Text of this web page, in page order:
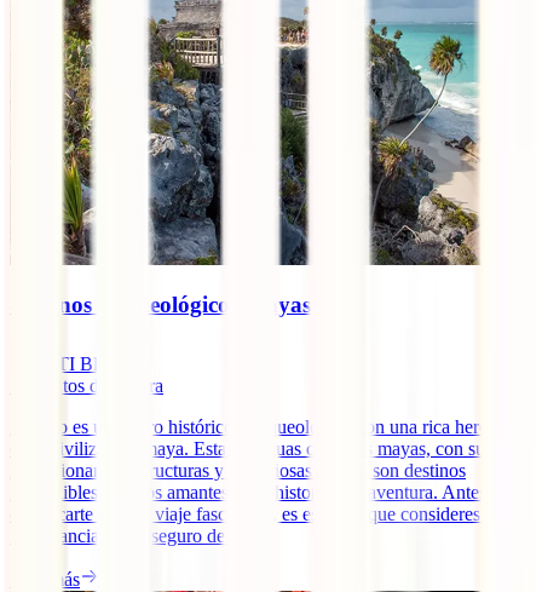
8 Iconos Arqueológicos Mayas
IATI Blog
minutos de lectura
México es un tesoro histórico y arqueológico con una rica herencia
de la civilización maya. Estas antiguas ciudades mayas, con sus
impresionantes estructuras y misteriosas ruinas, son destinos
imperdibles para los amantes de la historia y la aventura. Antes de
embarcarte en este viaje fascinante, es esencial que consideres la
importancia de un seguro de [...]
Leer más